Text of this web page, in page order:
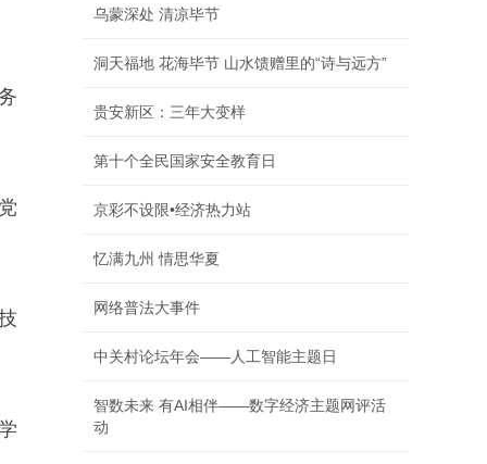
乌蒙深处 清凉毕节
洞天福地 花海毕节 山水馈赠里的“诗与远方”
贵安新区：三年大变样
第十个全民国家安全教育日
京彩不设限•经济热力站
忆满九州 情思华夏
网络普法大事件
中关村论坛年会——人工智能主题日
智数未来 有AI相伴——数字经济主题网评活
动